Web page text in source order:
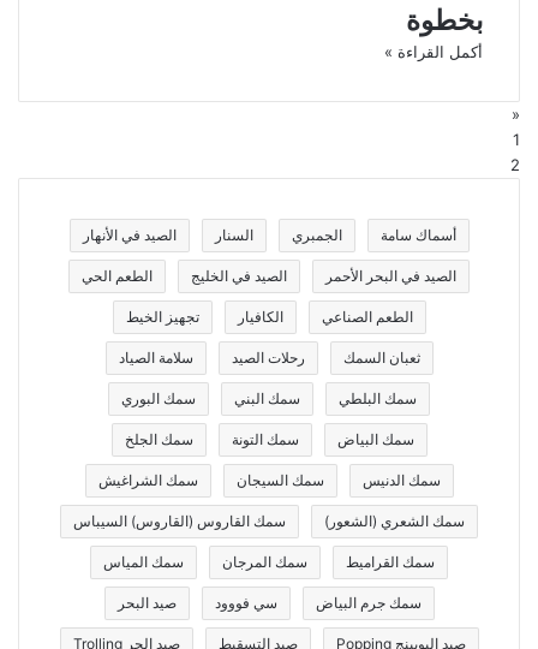
بخطوة
أكمل القراءة »
«
1
2
أسماك سامة الجمبري السنار الصيد في الأنهار
الصيد في البحر الأحمر الصيد في الخليج الطعم الحي
الطعم الصناعي الكافيار تجهيز الخيط
ثعبان السمك رحلات الصيد سلامة الصياد
سمك البلطي سمك البني سمك البوري
سمك البياض سمك التونة سمك الجلخ
سمك الدنيس سمك السيجان سمك الشراغيش
سمك الشعري (الشعور) سمك القاروس (القاروس) السيباس
سمك القراميط سمك المرجان سمك المياس
سمك جرم البياض سي فووود صيد البحر
صيد البوبينج Popping صيد التسقيط صيد الجر Trolling